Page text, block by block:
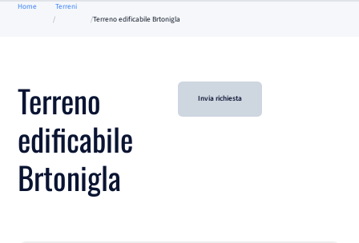
Home
Terreni
Terreno edificabile Brtonigla
Terreno
edificabile
Brtonigla
Invia richiesta